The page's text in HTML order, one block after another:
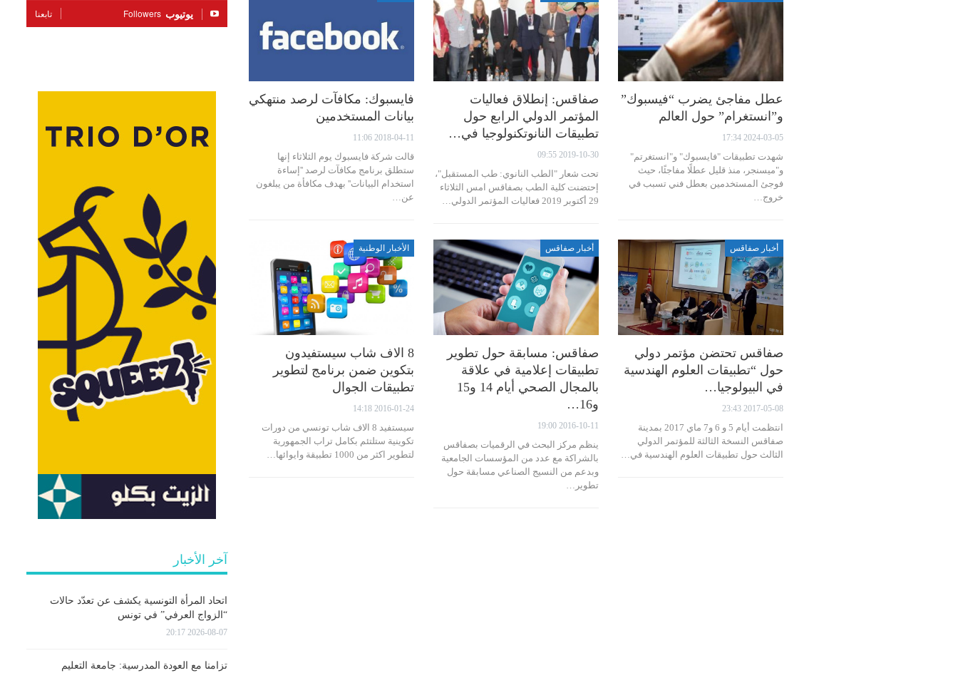
عطل مفاجئ يضرب “فيسبوك”
و”انستغرام” حول العالم
2024-03-05 17:34
شهدت تطبيقات "فايسبوك" و"انستغرتم"
و"ميسنجر، منذ قليل عطلًا مفاجئًا، حيث
فوجئ المستخدمين بعطل فني تسبب في
خروج…
صفاقس: إنطلاق فعاليات
المؤتمر الدولي الرابع حول
تطبيقات النانوتكنولوجيا في…
2019-10-30 09:55
تحت شعار "الطب النانوي: طب المستقبل"،
إحتضنت كلية الطب بصفاقس امس الثلاثاء
29 أكتوبر 2019 فعاليات المؤتمر الدولي…
فايسبوك: مكافآت لرصد منتهكي
بيانات المستخدمين
2018-04-11 11:06
قالت شركة فايسبوك يوم الثلاثاء إنها
ستطلق برنامج مكافآت لرصد ''إساءة
استخدام البيانات'' بهدف مكافأة من يبلغون
عن…
أخبار صفاقس
صفاقس تحتضن مؤتمر دولي
حول “تطبيقات العلوم الهندسية
في البيولوجيا…
2017-05-08 23:43
انتظمت أيام 5 و 6 و7 ماي 2017 بمدينة
صفاقس النسخة الثالثة للمؤتمر الدولي
الثالث حول تطبيقات العلوم الهندسية في…
أخبار صفاقس
صفاقس: مسابقة حول تطوير
تطبيقات إعلامية في علاقة
بالمجال الصحي أيام 14 و15
و16…
2016-10-11 19:00
ينظم مركز البحث في الرقميات بصفاقس
بالشراكة مع عدد من المؤسسات الجامعية
وبدعم من النسيج الصناعي مسابقة حول
تطوير…
الأخبار الوطنية
8 الاف شاب سيستفيدون
بتكوين ضمن برنامج لتطوير
تطبيقات الجوال
2016-01-24 14:18
سيستفيد 8 الاف شاب تونسي من دورات
تكوينية ستلتئم بكامل تراب الجمهورية
لتطوير اكثر من 1000 تطبيقة وايوائها…
يوتيوب Followers تابعنا
آخر الأخبار
اتحاد المرأة التونسية يكشف عن تعدّد حالات
“الزواج العرفي” في تونس
2026-08-07 20:17
تزامنا مع العودة المدرسية: جامعة التعليم